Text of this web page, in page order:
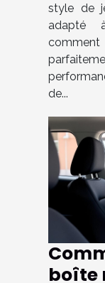
style de
adapté
de...
boîte